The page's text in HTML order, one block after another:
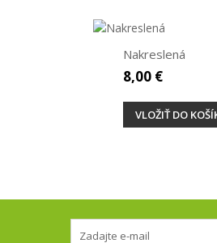
Nakreslená
8,00 €
VLOŽIŤ DO